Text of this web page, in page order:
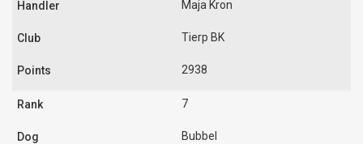
Maja Kron
Tierp BK
2938
7
Bubbel